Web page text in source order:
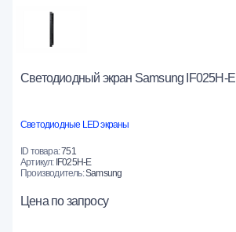
Светодиодный экран Samsung IF025H-E
Светодиодные LED экраны
ID товара:751
Артикул: IF025H-E
Производитель:Samsung
Цена по запросу